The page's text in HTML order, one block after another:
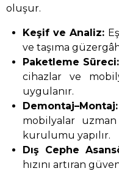
oluşur.
Keşif ve Analiz:
ve taşıma
Paketleme Süreci:
cihazlar ve
uygulanır.
Demontaj–Montaj:
mobilyalar
kurulumu yapılır.
Dış Cephe
hızını artıran